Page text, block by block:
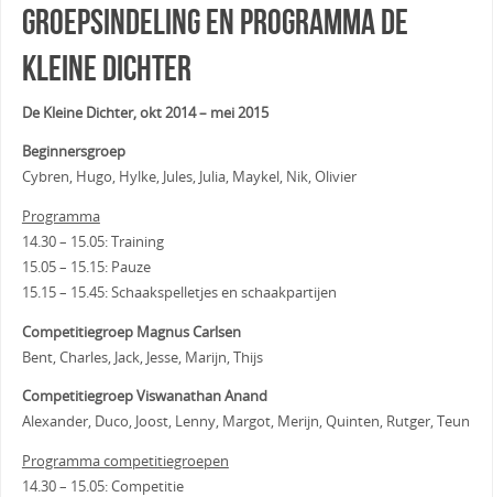
Groepsindeling en programma De
Kleine Dichter
De Kleine Dichter, okt 2014 – mei 2015
Beginnersgroep
Cybren, Hugo, Hylke, Jules, Julia, Maykel, Nik, Olivier
Programma
14.30 – 15.05: Training
15.05 – 15.15: Pauze
15.15 – 15.45: Schaakspelletjes en schaakpartijen
Competitiegroep Magnus Carlsen
Bent, Charles, Jack, Jesse, Marijn, Thijs
Competitiegroep Viswanathan Anand
Alexander, Duco, Joost, Lenny, Margot, Merijn, Quinten, Rutger, Teun
Programma competitiegroepen
14.30 – 15.05: Competitie